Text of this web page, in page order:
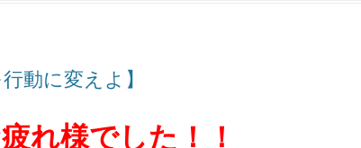
動に変えよ】
れ様でした！！